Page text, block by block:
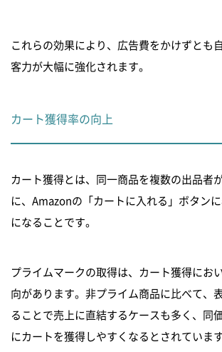
これらの効果により、広告費をかけずとも
客力が大幅に強化されます。
カート獲得率の向上
カート獲得とは、同一商品を複数の出品者
に、Amazonの「カートに入れる」ボタン
になることです。
プライムマークの取得は、カート獲得にお
向があります。非プライム商品に比べて、
ることで売上に直結するケースも多く、同
にカートを獲得しやすくなるとされていま